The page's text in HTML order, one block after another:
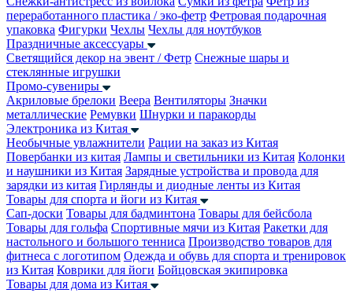
переработанного пластика / эко-фетр Фетровая подарочная
упаковка Фигурки Чехлы Чехлы для ноутбуков
Праздничные аксессуары
Светящийся декор на эвент / Фетр Снежные шары и
стеклянные игрушки
Промо-сувениры
Акриловые брелоки Веера Вентиляторы Значки
металлические Ремувки Шнурки и паракорды
Электроника из Китая
Необычные увлажнители Рации на заказ из Китая
Повербанки из китая Лампы и светильники из Китая Колонки
и наушники из Китая Зарядные устройства и провода для
зарядки из китая Гирлянды и диодные ленты из Китая
Товары для спорта и йоги из Китая
Сап-доски Товары для бадминтона Товары для бейсбола
Товары для гольфа Спортивные мячи из Китая Ракетки для
настольного и большого тенниса Производство товаров для
фитнеса с логотипом Одежда и обувь для спорта и тренировок
из Китая Коврики для йоги Бойцовская экипировка
Товары для дома из Китая